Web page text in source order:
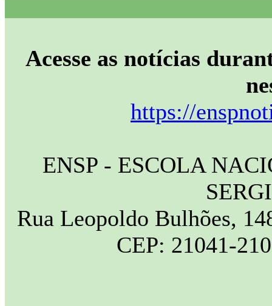
Acesse as notícias
https://
ENSP - ESCOLA
Rua Leopoldo Bulhões,
CEP: 21041-